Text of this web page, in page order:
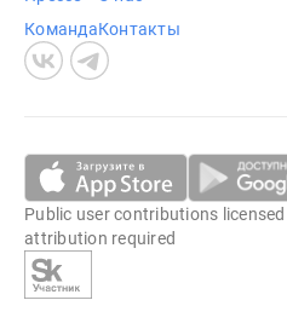
КомандаКонтакты
Public user contributions
attribution required